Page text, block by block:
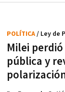
Milei
pública y
POLÍTICA/ Ley de